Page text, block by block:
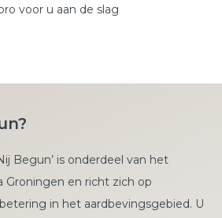
voor u aan de slag
Begun’ is onderdeel van het
Groningen en richt zich op
in het aardbevingsgebied. U